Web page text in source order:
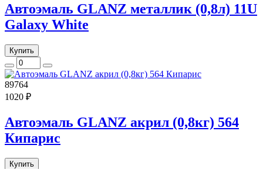
Автоэмаль GLANZ металлик (0,8л) 11U
Galaxy White
Купить
89764
1020 ₽
Автоэмаль GLANZ акрил (0,8кг) 564
Кипарис
Купить